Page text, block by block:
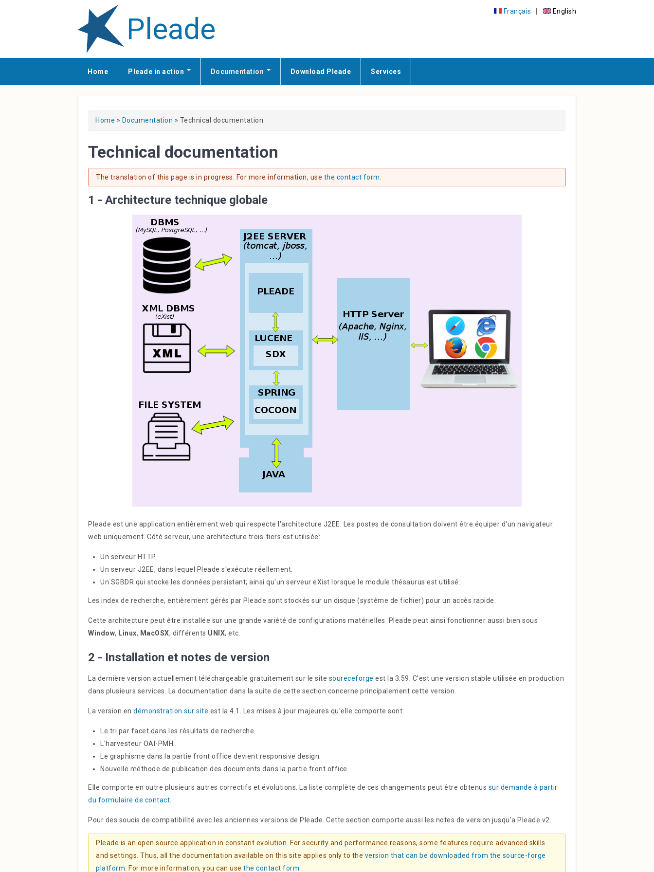
Français English
Pleade
Home Pleade in action Documentation Download Pleade Services
You are here
Home » Documentation » Technical documentation
Technical documentation
The translation of this page is in progress. For more information, use the contact form
1 - Architecture technique globale
Pleade est une application entièrement web qui respecte l'architecture J2EE. Les postes de consultation doivent être équiper d'un navigateur
web uniquement. Côté serveur, une architecture trois-tiers est utilisée:
Un serveur HTTP.
Un serveur J2EE, dans lequel Pleade s'exécute réellement.
Un SGBDR qui stocke les données persistant; ainsi qu'un serveur eXist lorsque le module thésaurus est utilisé.
Les index de recherche, entièrement gérés par Pleade sont stockés sur un disque (système de fichier) pour un accès rapide.
Cette architecture peut être installée sur une grande variété de configurations matérielles. Pleade peut ainsi fonctionner aussi bien sous
Window, Linux, MacOSX, différents UNIX, etc.
2 - Installation et notes de version
La dernière version actuellement téléchargeable gratuitement sur le site soureceforge est la 3.59. C'est une version stable utilisée en production
dans plusieurs services. La documentation dans la suite de cette section concerne principalement cette version.
La version en démonstration sur site est la 4.1. Les mises à jour majeures qu'elle comporte sont:
Le tri par facet dans les résultats de recherche.
L'harvesteur OAI-PMH.
Le graphisme dans la partie front office devient responsive design.
Nouvelle méthode de publication des documents dans la partie front office.
Elle comporte en outre plusieurs autres correctifs et évolutions. La liste complète de ces changements peut être obtenus sur demande à partir
du formulaire de contact
Pour des soucis de compatibilité avec les anciennes versions de Pleade. Cette section comporte aussi les notes de version jusqu'a Pleade v2.
Pleade is an open source application in constant evolution. For security and performance reasons, some features require advanced skills
and settings. Thus, all the documentation available on this site applies only to the version that can be downloaded from the source-forge
platform . For more information, you can use the contact form